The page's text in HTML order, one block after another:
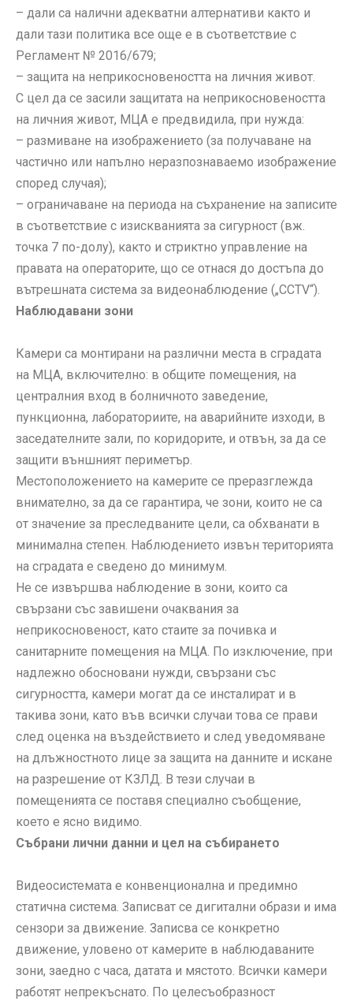
– дали са налични адекватни алтернативи както и
дали тази политика все още е в съответствие с
Регламент № 2016/679;
– защита на неприкосновеността на личния живот.
С цел да се засили защитата на неприкосновеността
на личния живот, МЦА е предвидила, при нужда:
– размиване на изображението (за получаване на
частично или напълно неразпознаваемо изображение
според случая);
– ограничаване на периода на съхранение на записите
в съответствие с изискванията за сигурност (вж.
точка 7 по-долу), както и стриктно управление на
правата на операторите, що се отнася до достъпа до
вътрешната система за видеонаблюдение („CCTV“).
Наблюдавани зони
Камери са монтирани на различни места в сградата
на МЦА, включително: в общите помещения, на
централния вход в болничното заведение,
пункционна, лабораториите, на аварийните изходи, в
заседателните зали, по коридорите, и отвън, за да се
защити външният периметър.
Местоположението на камерите се преразглежда
внимателно, за да се гарантира, че зони, които не са
от значение за преследваните цели, са обхванати в
минимална степен. Наблюдението извън територията
на сградата е сведено до минимум.
Не се извършва наблюдение в зони, които са
свързани със завишени очаквания за
неприкосновеност, като стаите за почивка и
санитарните помещения на МЦА. По изключение, при
надлежно обосновани нужди, свързани със
сигурността, камери могат да се инсталират и в
такива зони, като във всички случаи това се прави
след оценка на въздействието и след уведомяване
на длъжностното лице за защита на данните и искане
на разрешение от КЗЛД. В тези случаи в
помещенията се поставя специално съобщение,
което е ясно видимо.
Събрани лични данни и цел на събирането
Видеосистемата е конвенционална и предимно
статична система. Записват се дигитални образи и има
сензори за движение. Записва се конкретно
движение, уловено от камерите в наблюдаваните
зони, заедно с часа, датата и мястото. Всички камери
работят непрекъснато. По целесъобразност